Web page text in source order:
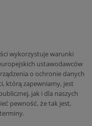
wykorzystuje warunki
ustawodawców
o ochronie danych
którą zapewniamy, jest
jak i dla naszych
pewność, że tak jest,